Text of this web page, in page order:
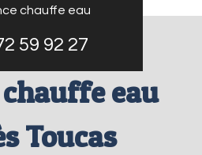
chauffe eau
59 92 27
eau
Toucas